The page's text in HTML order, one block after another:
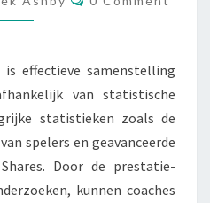
TRENDS,
effectieve samenstelling
van statistische
statistieken zoals de
spelers en geavanceerde
Door de prestatie-
kunnen coaches